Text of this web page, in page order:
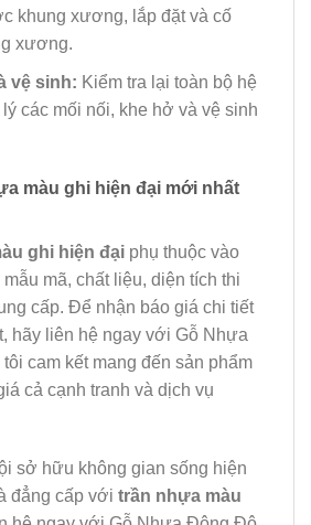
khung xương, lắp đặt và cố
xương.
vệ sinh: Kiểm tra lại toàn bộ hệ
các mối nối, khe hở và vệ sinh
màu ghi hiện đại mới nhất
ghi hiện đại phụ thuộc vào
mã, chất liệu, diện tích thi
cấp. Để nhận báo giá chi tiết
hãy liên hệ ngay với Gỗ Nhựa
cam kết mang đến sản phẩm
cả cạnh tranh và dịch vụ
sở hữu không gian sống hiện
đẳng cấp với trần nhựa màu